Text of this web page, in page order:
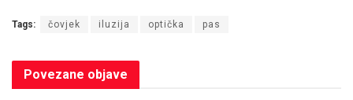
Tags: čovjek iluzija optička pas
Povezane objave